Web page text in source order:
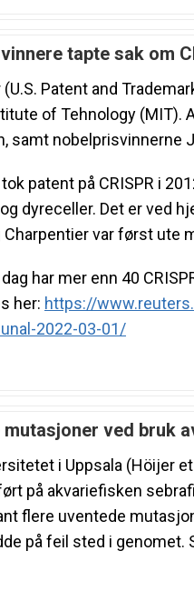
tapte sak om
Patent and
of Tehnology (MIT).
samt nobelprisvinnerne
patent på CRISPR i
dyreceller. Det er ved
Charpentier var først ute
har mer enn 40
her: https://
2022-03-01/
ved bruk
i Uppsala (Höijer
på akvariefisken
flere uventede
på feil sted i